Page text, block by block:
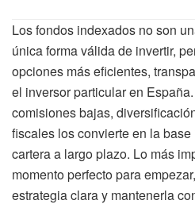
Los fondos indexados no son
única forma válida de invertir,
opciones más eficientes,
el inversor particular en
comisiones bajas,
fiscales los convierte en la
cartera a largo plazo. Lo más
momento perfecto para
estrategia clara y mantenerla